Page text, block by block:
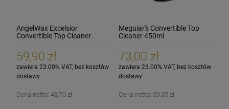
AngelWax Excelsior
Convertible Top Cleaner
59,90 zł
zawiera 23.00% VAT, bez kosztów
dostawy
Cena netto: 48,70 zł
Meguiar's Convertible Top
Cleaner 450ml
73,00 zł
zawiera 23.00% VAT, bez kosztów
dostawy
Cena netto: 59,35 zł